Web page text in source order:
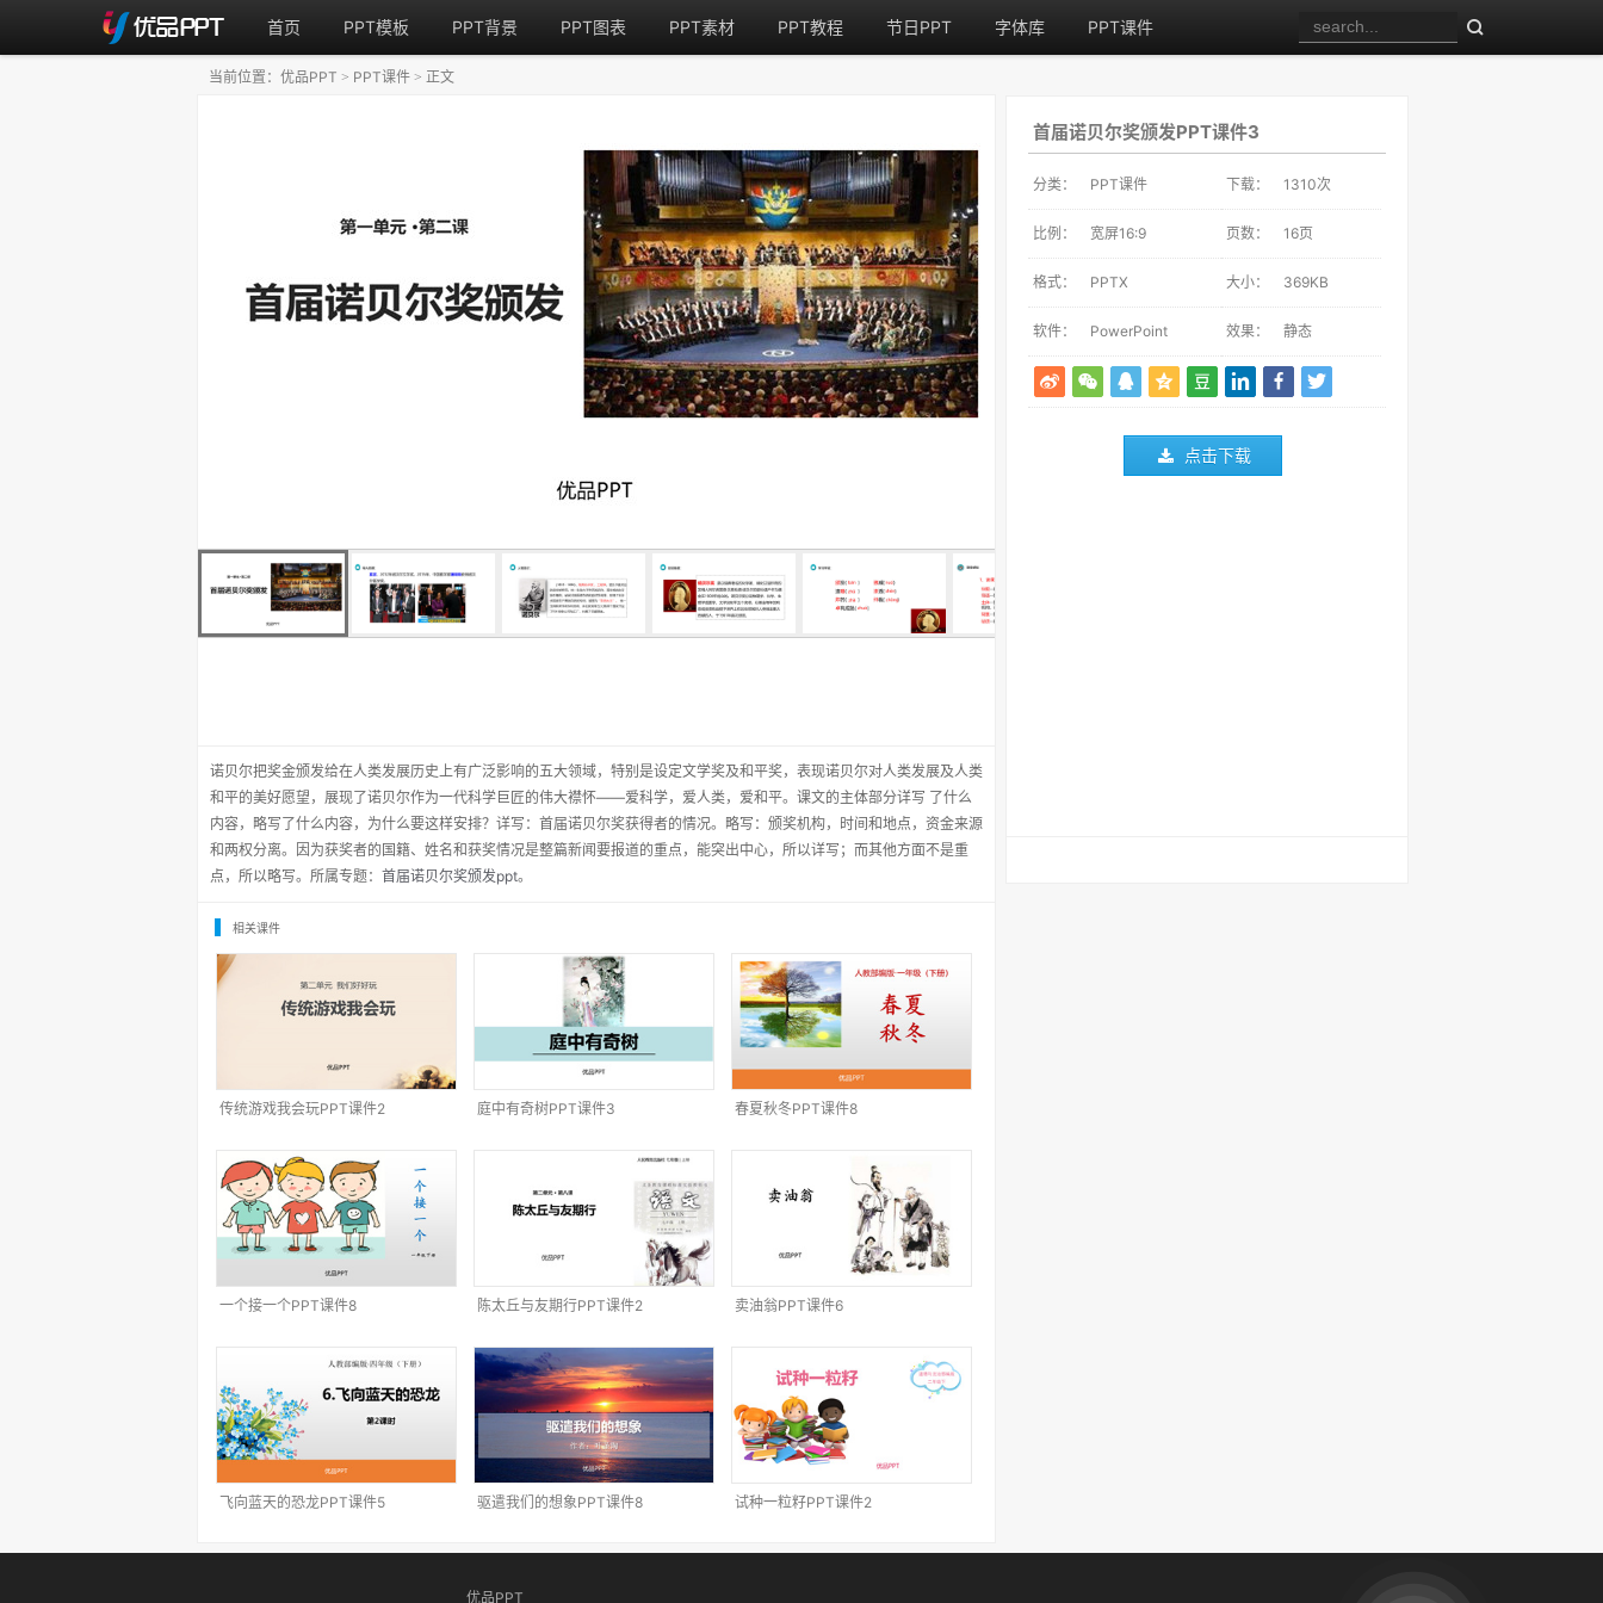
首页 PPT模板 PPT背景 PPT图表 PPT素材 PPT教程 节日PPT 字体库 PPT课件
首届诺贝尔奖颁发PPT课件3
分类： PPT课件 下载： 1310次
比例： 宽屏16:9 页数： 16页
格式： PPTX 大小： 369KB
软件： PowerPoint 效果： 静态
点击下载
诺贝尔把奖金颁发给在人类发展历史上有广泛影响的五大领域，特别是设定文学奖及和平奖，表现诺贝尔对人类发展及人类
和平的美好愿望，展现了诺贝尔作为一代科学巨匠的伟大襟怀——爱科学，爱人类，爱和平。课文的主体部分详写 了什么
内容，略写了什么内容，为什么要这样安排？详写：首届诺贝尔奖获得者的情况。略写：颁奖机构，时间和地点，资金来源
和两权分离。因为获奖者的国籍、姓名和获奖情况是整篇新闻要报道的重点，能突出中心，所以详写；而其他方面不是重
点，所以略写。所属专题： 首届诺贝尔奖颁发ppt。
当前位置： 优品PPT > PPT课件 > 正文
相关课件
传统游戏我会玩PPT课件2 庭中有奇树PPT课件3 春夏秋冬PPT课件8
一个接一个PPT课件8 陈太丘与友期行PPT课件2 卖油翁PPT课件6
飞向蓝天的恐龙PPT课件5 驱遣我们的想象PPT课件8 试种一粒籽PPT课件2
优品PPT